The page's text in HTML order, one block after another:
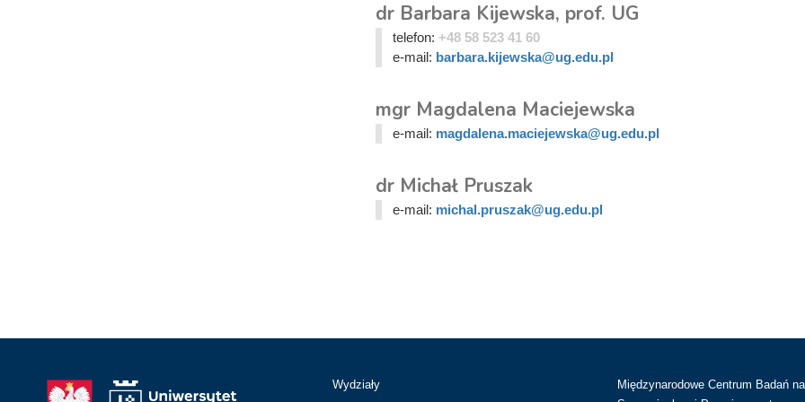
dr Barbara Kijewska, prof. UG
telefon: +48 58 523 41 60
e-mail: barbara.kijewska@ug.edu.pl
mgr Magdalena Maciejewska
e-mail: magdalena.maciejewska@ug.edu.pl
dr Michał Pruszak
e-mail: michal.pruszak@ug.edu.pl
Wydziały
Międzynarodowe Centrum Badań